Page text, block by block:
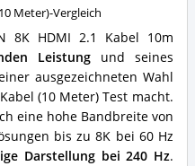
Meter)-Vergleich
8K HDMI 2.1 Kabel 10m
Leistung und seines
ausgezeichneten Wahl
(10 Meter) Test macht.
eine hohe Bandbreite von
bis zu 8K bei 60 Hz
Darstellung bei 240 Hz.